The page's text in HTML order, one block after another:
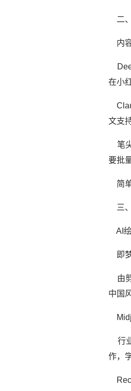
二
内容
在小
文支
笔
要批
简单
三
AI绘
即梦
由
中国
行
作，